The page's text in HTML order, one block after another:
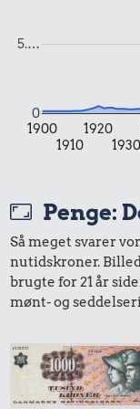
200 g smør
41 kr.
10 kr.
1 liter mælk
0,69 kr.
Tyggegummi
1900
1910
1920
1930
0
5.…
Penge:
Så meget svarer
nutidskroner.
brugte for 21 år
mønt- og